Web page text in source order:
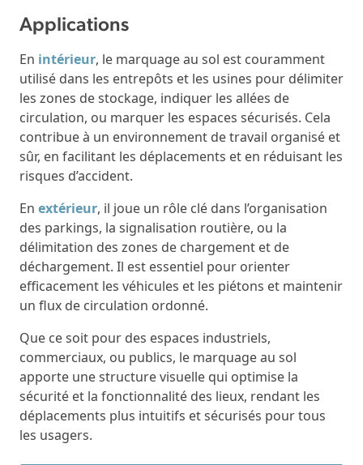
Applications
En intérieur, le marquage au sol est couramment
utilisé dans les entrepôts et les usines pour délimiter
les zones de stockage, indiquer les allées de
circulation, ou marquer les espaces sécurisés. Cela
contribue à un environnement de travail organisé et
sûr, en facilitant les déplacements et en réduisant les
risques d’accident.
En extérieur, il joue un rôle clé dans l’organisation
des parkings, la signalisation routière, ou la
délimitation des zones de chargement et de
déchargement. Il est essentiel pour orienter
efficacement les véhicules et les piétons et maintenir
un flux de circulation ordonné.
Que ce soit pour des espaces industriels,
commerciaux, ou publics, le marquage au sol
apporte une structure visuelle qui optimise la
sécurité et la fonctionnalité des lieux, rendant les
déplacements plus intuitifs et sécurisés pour tous
les usagers.